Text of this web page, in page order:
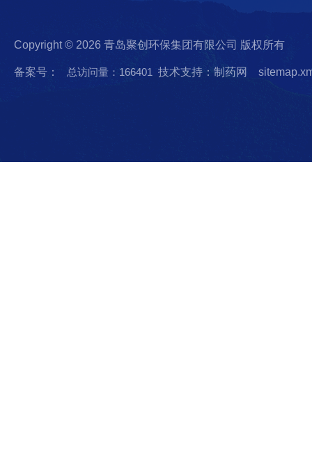
Copyright © 2026 青岛聚创环保集团有限公司 版权所有
备案号： 总访问量：166401 技术支持：制药网